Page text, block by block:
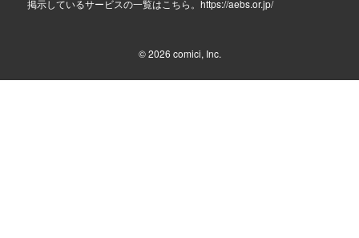
掲示しているサービスの一覧はこちら。 https://aebs.or.jp/
© 2026 comici, Inc.